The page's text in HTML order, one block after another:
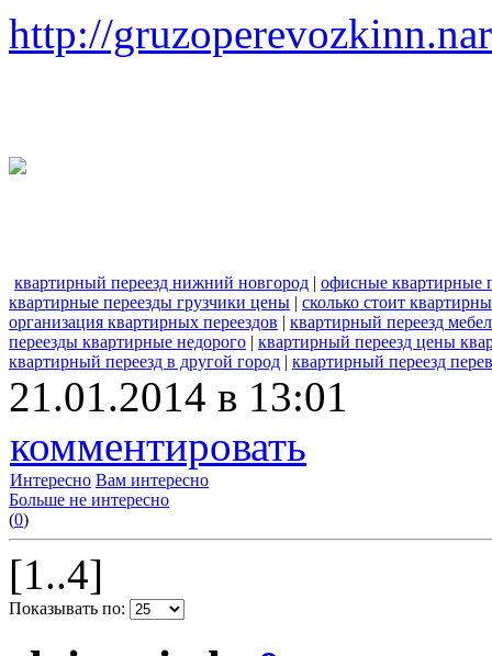
http://
квартирный переезд нижний новгород | офисные квартирные
квартирные переезды грузчики цены | сколько стоит
организация квартирных переездов | квартирный переезд
переезды квартирные недорого | квартирный переезд цены
квартирный переезд в другой город | квартирный переезд
21.01.2014 в 13:01
комментировать
Интересно Вам интересно
Больше не интересно
(0)
[1..4]
Показывать по: